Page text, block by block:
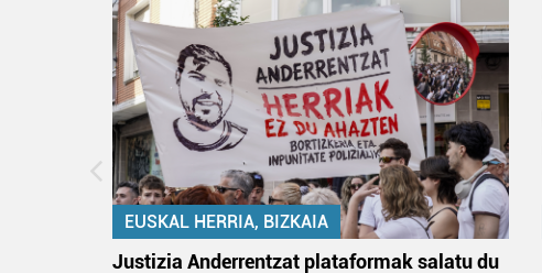
EUSKAL HERRIA, BIZKAIA
Justizia Anderrentzat plataformak salatu du